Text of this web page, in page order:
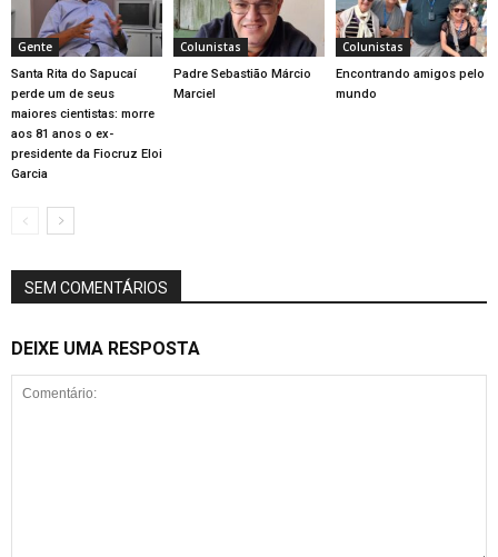
Gente
Santa Rita do Sapucaí
perde um de seus
maiores cientistas: morre
aos 81 anos o ex-
presidente da Fiocruz Eloi
Garcia
Colunistas
Padre Sebastião Márcio
Marciel
Colunistas
Encontrando amigos pelo
mundo
SEM COMENTÁRIOS
DEIXE UMA RESPOSTA